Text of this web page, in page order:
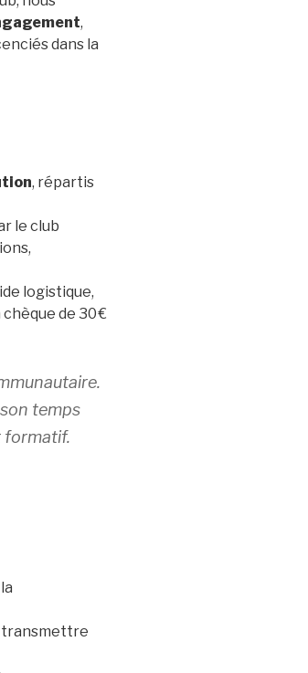
,
dans la
, répartis
le club
logistique,
de 30 €
temps
formatif.
transmettre